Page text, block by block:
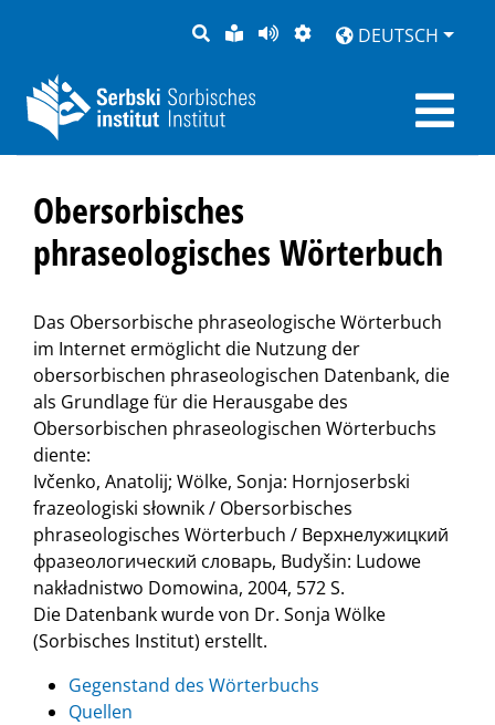
SUCHELEICHTE
SPRACHE
SEITEDARSTELLUNG
DEUTSCH
Obersorbisches
phraseologisches Wörterbuch
Das Obersorbische phraseologische Wörterbuch
im Internet ermöglicht die Nutzung der
obersorbischen phraseologischen Datenbank, die
als Grundlage für die Herausgabe des
Obersorbischen phraseologischen Wörterbuchs
diente:
Ivčenko, Anatolij; Wölke, Sonja: Hornjoserbski
frazeologiski słownik / Obersorbisches
phraseologisches Wörterbuch / Верхнелужицкий
фразеологический словарь, Budyšin: Ludowe
nakładnistwo Domowina, 2004, 572 S.
Die Datenbank wurde von Dr. Sonja Wölke
(Sorbisches Institut) erstellt.
Gegenstand des Wörterbuchs
Quellen